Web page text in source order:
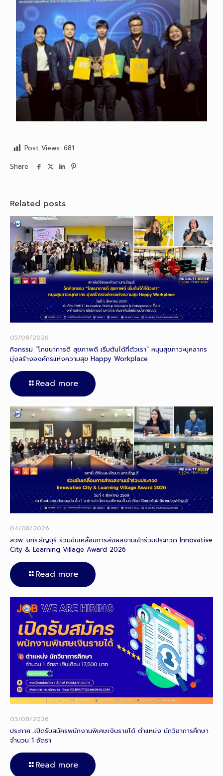
Post Views: 681
Share
Related posts
05/08/2026
กิจกรรม “โภชนาการดี สุขภาพดี เริ่มต้นได้ที่ตัวเรา” หนุนสุขภาวะบุคลากร
มุ่งสร้างองค์กรแห่งความสุข Happy Workplace
Read more
04/08/2026
สวพ. มทร.ธัญบุรี ร่วมขับเคลื่อนการส่งผลงานเข้าร่วมประกวด Innovative
City & Learning Village Award 2026
Read more
03/08/2026
ประกาศ…เปิดรับสมัครพนักงานพิเศษเงินรายได้ ตำแหน่ง นักวิชาการศึกษา
จำนวน 1 อัตรา
Read more